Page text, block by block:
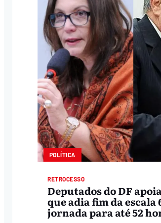
POLÍTICA
RETROCESSO
Deputados do DF
que adia fim da escala
jornada para até 52